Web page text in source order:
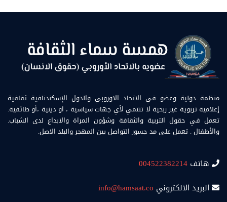
منظمة دولية وعضو في الاتحاد الاوروبي والدول الإسكندنافية ثقافية
إعلامية تربوية غير ربحية لا تنتمي لأي جهات سياسية ، او دينية ،أو طائفية.
تعمل في حقول التربية والثقافة وشؤون المراة والابداع لدى الشباب.
والأطفال . تعمل على مد جسور التواصل بين المهجر والبلد الاصل.
هاتف 004522382214
البريد الالكتروني info@hamsaat.co